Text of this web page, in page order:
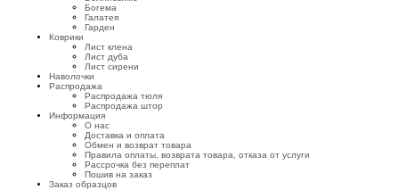
Богема
Галатея
Гарден
Коврики
Лист клена
Лист дуба
Лист сирени
Наволочки
Распродажа
Распродажа тюля
Распродажа штор
Информация
О нас
Доставка и оплата
Обмен и возврат товара
Правила оплаты, возврата товара, отказа от услуги
Рассрочка без переплат
Пошив на заказ
Заказ образцов